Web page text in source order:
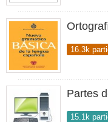
16.3k
Partes
15.1k